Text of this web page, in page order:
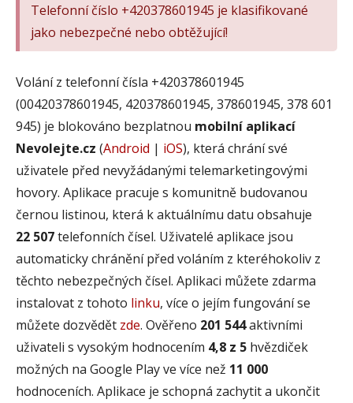
Telefonní číslo +420378601945 je klasifikované
jako nebezpečné nebo obtěžující!
Volání z telefonní čísla +420378601945
(00420378601945, 420378601945, 378601945, 378 601
945) je blokováno bezplatnou mobilní aplikací
Nevolejte.cz (Android | iOS), která chrání své
uživatele před nevyžádanými telemarketingovými
hovory. Aplikace pracuje s komunitně budovanou
černou listinou, která k aktuálnímu datu obsahuje
22 507telefonních čísel. Uživatelé aplikace jsou
automaticky chránění před voláním z kteréhokoliv z
těchto nebezpečných čísel. Aplikaci můžete zdarma
instalovat z tohoto linku, více o jejím fungování se
můžete dozvědět zde. Ověřeno 201 544aktivními
uživateli s vysokým hodnocením 4,8 z 5 hvězdiček
možných na Google Play ve více než 11 000
hodnoceních. Aplikace je schopná zachytit a ukončit